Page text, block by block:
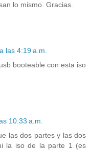
lo mismo. Gracias.
las 4:19 a.m.
booteable con esta iso
10:33 a.m.
las dos partes y las dos
la iso de la parte 1 (es